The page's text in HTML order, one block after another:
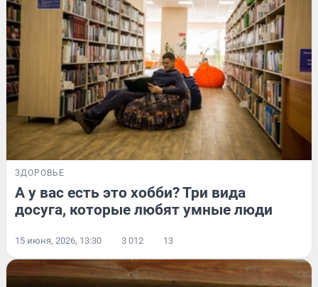
ЗДОРОВЬЕ
А у вас есть это хобби? Три вида
досуга, которые любят умные люди
15 июня, 2026, 13:30 3 012 13